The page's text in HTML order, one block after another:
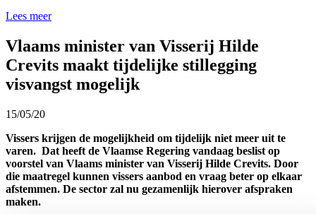
Lees meer
Vlaams minister van Visserij Hilde
Crevits maakt tijdelijke stillegging
visvangst mogelijk
15/05/20
Vissers krijgen de mogelijkheid om tijdelijk niet meer uit te
varen. Dat heeft de Vlaamse Regering vandaag beslist op
voorstel van Vlaams minister van Visserij Hilde Crevits. Door
die maatregel kunnen vissers aanbod en vraag beter op elkaar
afstemmen. De sector zal nu gezamenlijk hierover afspraken
maken.